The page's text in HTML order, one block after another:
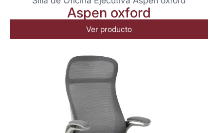
Aspen oxford
Ver producto